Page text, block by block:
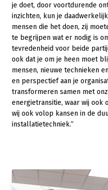
je doet, door voortdurende
inzichten, kun je
mensen die het doen, zij
te begrijpen wat er nodig is
tevredenheid voor beide
ook dat je om je heen moet
mensen, nieuwe technieken
en perspectief aan je
transformeren samen met
energietransitie, waar wij ook
wij ook volop kansen in de
installatietechniek.”